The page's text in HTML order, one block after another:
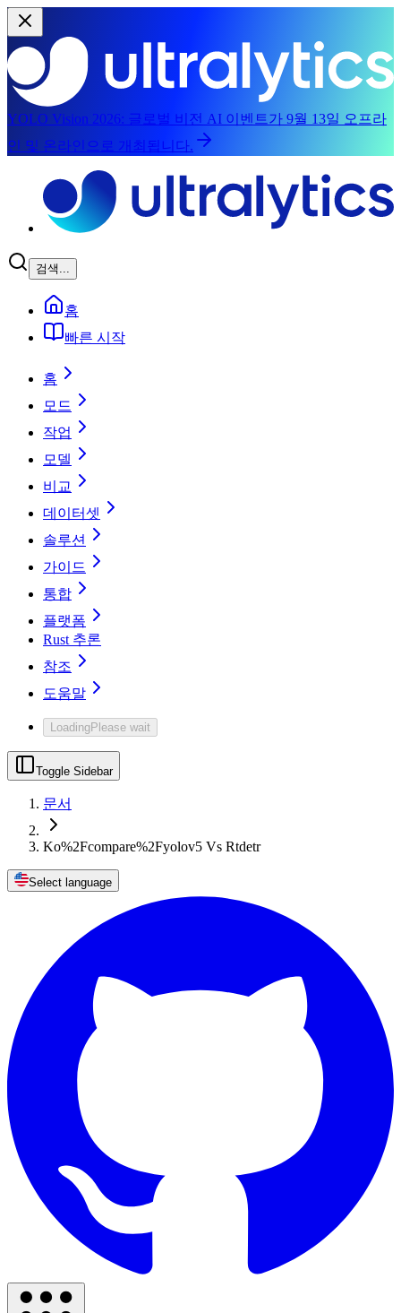
YOLO Vision 2026: 글로벌 비전 AI 이벤트가 9월 13일 오프라
인 및 온라인으로 개최됩니다.
검색...
홈
빠른 시작
홈
모드
작업
모델
비교
데이터셋
솔루션
가이드
통합
플랫폼
Rust 추론
참조
도움말
LoadingPlease wait
Toggle Sidebar
문서
Ko%2Fcompare%2Fyolov5 Vs Rtdetr
Select language